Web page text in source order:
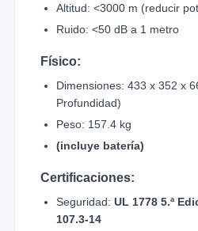
Altitud: <3000 m (reducir
Ruido: <50 dB a 1 metro
Físico:
Dimensiones: 433 x 352 x
Profundidad)
Peso: 157.4 kg
(incluye batería)
Certificaciones:
Seguridad: UL 1778 5.ª
107.3-14